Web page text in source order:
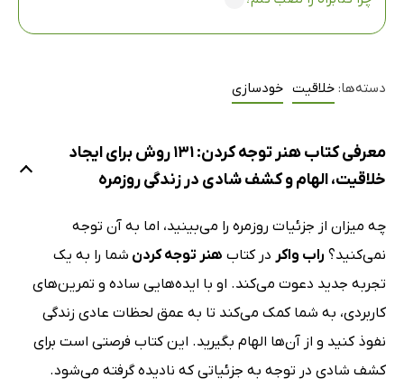
دسته‌ها: خلاقیت خودسازی
معرفی کتاب هنر توجه کردن: 131 روش برای ایجاد
خلاقیت، الهام و کشف شادی در زندگی روزمره
چه میزان از جزئیات روزمره را می‌بینید، اما به آن توجه
نمی‌کنید؟ راب واکر در کتاب هنر توجه کردن شما را به یک
تجربه جدید دعوت می‌کند. او با ایده‌هایی ساده و تمرین‌های
کاربردی، به شما کمک می‌کند تا به عمق لحظات عادی زندگی
نفوذ کنید و از آن‌ها الهام بگیرید. این کتاب فرصتی است برای
کشف شادی در توجه به جزئیاتی که نادیده گرفته می‌شود.